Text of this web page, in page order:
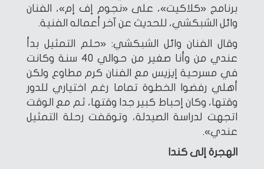
برنامج «كلاكيت»، على «نجوم إف إم»، الفنان
وائل الشبكشي، للحديث عن آخر أعماله الفنية.
وقال الفنان وائل الشبكشي: «حلم التمثيل بدأ
عندي من وأنا صغير من حوالي 40 سنة وكانت
في مسرحية إيزيس مع الفنان كرم مطاوع ولكن
أهلي رفضوا الخطوة تماما رغم اختياري للدور
وقتها، وكان إحباط كبير جدا وقتها، ثم مع الوقت
اتجهت لدراسة الصيدلة، وتوقفت رحلة التمثيل
عندي».
الهجرة إلى كندا